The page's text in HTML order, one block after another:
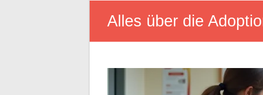
Alles über die